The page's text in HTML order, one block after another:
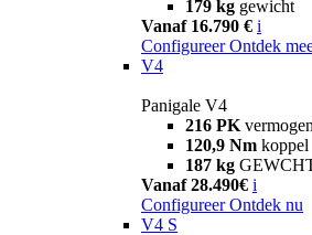
179 kg gewicht
Vanaf 16.790 € i
Configureer Ontdek
V4
Panigale V4
216 PK vermogen
120,9 Nm koppel
187 kg
Vanaf 28.490€ i
Configureer Ontdek nu
V4 S